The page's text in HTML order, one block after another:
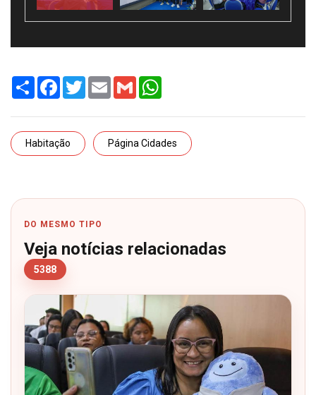
Share Facebook
TwitterEmail Gmail
Habitação Página Cidades
DO MESMO TIPO
Veja notícias relacionadas
5388